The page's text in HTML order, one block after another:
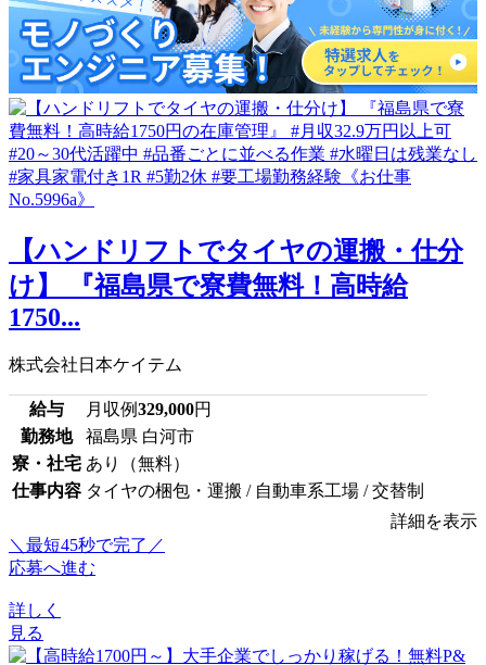
【ハンドリフトでタイヤの運搬・仕分
け】 『福島県で寮費無料！高時給
1750...
株式会社日本ケイテム
給与 月収例329,000円
勤務地
福島県 白河市
寮・社宅 あり（無料）
仕事内容 タイヤの梱包・運搬 / 自動車系工場 / 交替制
詳細を表示
＼最短45秒で完了／
応募へ進む
詳しく
見る